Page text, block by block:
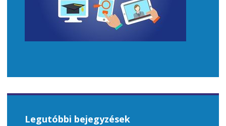
Legutóbbi bejegyzések